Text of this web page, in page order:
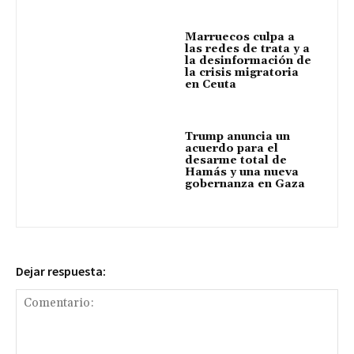
Marruecos culpa a
las redes de trata y a
la desinformación de
la crisis migratoria
en Ceuta
Trump anuncia un
acuerdo para el
desarme total de
Hamás y una nueva
gobernanza en Gaza
Dejar respuesta: